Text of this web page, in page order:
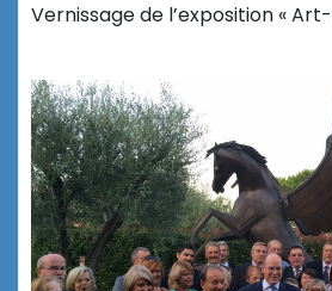
Vernissage de l’exposition «